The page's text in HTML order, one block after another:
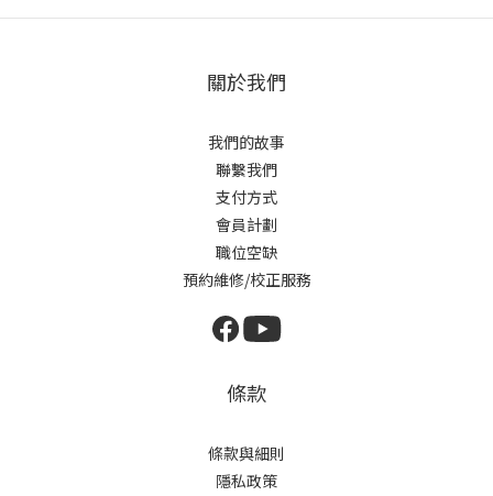
關於我們
我們的故事
聯繫我們
支付方式
會員計劃
職位空缺
預約維修/校正服務
條款
條款與細則
隱私政策